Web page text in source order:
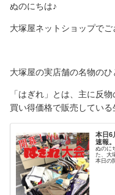
ぬのにちは♪
大塚屋ネットショップでご
大塚屋の実店舗の名物のひ
「はぎれ」とは、主に反
買い得価格で販売している
本日6
速報。
ぬのに
た、大
本日の